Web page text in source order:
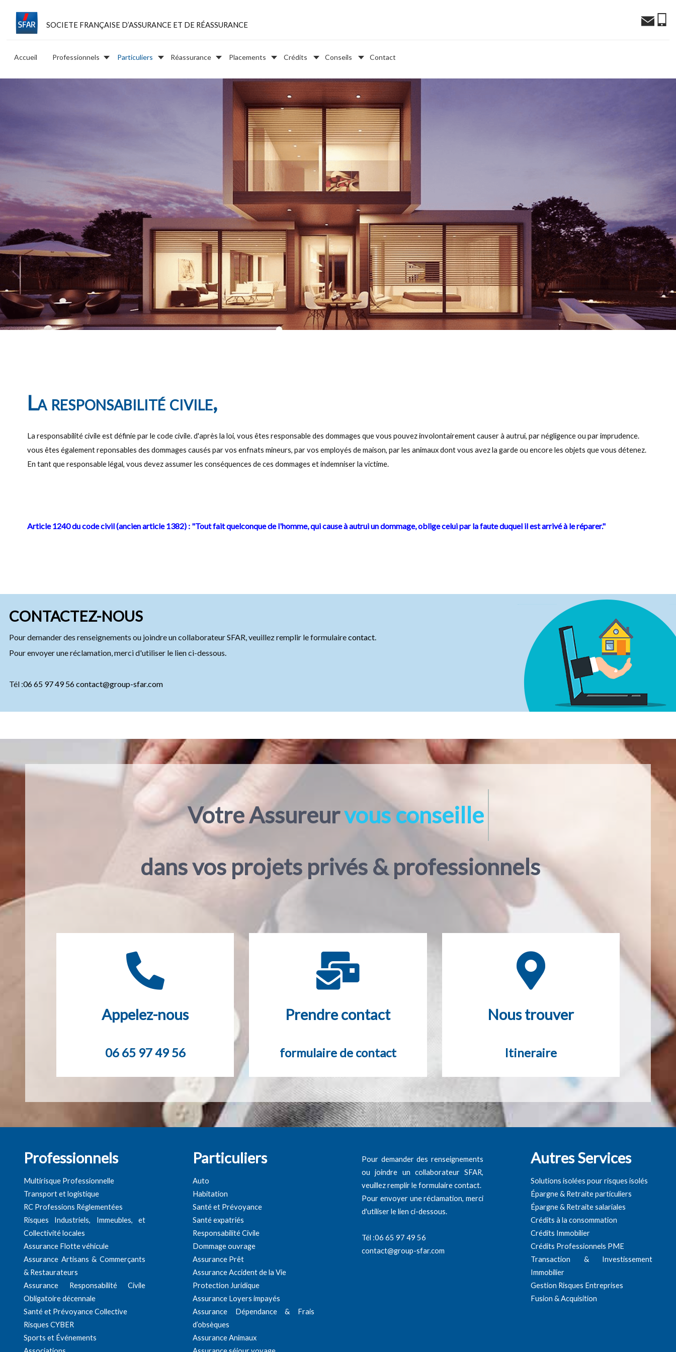
SOCIETE FRANÇAISE D’ASSURANCE ET DE RÉASSURANCE
Accueil Professionnels Particuliers Réassurance Placements Crédits Conseils Contact
La responsabilité civile,
La responsabilité civile est définie par le code civile. d'après la loi, vous êtes responsable des dommages que vous pouvez involontairement causer à autrui, par négligence ou par imprudence.
vous êtes également reponsables des dommages causés par vos enfnats mineurs, par vos employés de maison, par les animaux dont vous avez la garde ou encore les objets que vous détenez.
En tant que responsable légal, vous devez assumer les conséquences de ces dommages et indemniser la victime.
Article 1240 du code civil (ancien article 1382) : "Tout fait quelconque de l'homme, qui cause à autrui un dommage, oblige celui par la faute duquel il est arrivé à le réparer."
CONTACTEZ-NOUS
Pour demander des renseignements ou joindre un collaborateur SFAR, veuillez remplir le formulairecontact.
Pour envoyer une réclamation, merci d'utiliser le lien ci-dessous.
Tél :06 65 97 49 56contact@group-sfar.com
Votre Assureurvous conseille
dans vos projets privés & professionnels
Appelez-nous
06 65 97 49 56
Prendre contact
formulaire de contact
Nous trouver
Itineraire
Professionnels
Multirisque Professionnelle
Transport et logistique
RC Professions Réglementées
Risques Industriels, Immeubles, et
Collectivité locales
Assurance Flotte véhicule
Assurance Artisans & Commerçants
& Restaurateurs
Assurance Responsabilité Civile
Obligatoire décennale
Santé et Prévoyance Collective
Risques CYBER
Sports et Événements
Particuliers
Auto
Habitation
Santé et Prévoyance
Santé expatriés
Responsabilité Civile
Dommage ouvrage
Assurance Prêt
Assurance Accident de la Vie
Protection Juridique
Assurance Loyers impayés
Assurance Dépendance & Frais
d’obsèques
Assurance Animaux
Pour demander des renseignements
ou joindre un collaborateur SFAR,
veuillez remplir le formulaire contact.
Pour envoyer une réclamation, merci
d'utiliser le lien ci-dessous.
Tél :06 65 97 49 56
contact@group-sfar.com
Autres Services
Solutions isolées pour risques isolés
Épargne & Retraite particuliers
Épargne & Retraite salariales
Crédits à la consommation
Crédits Immobilier
Crédits Professionnels PME
Transaction & Investissement
Immobilier
Gestion Risques Entreprises
Fusion & Acquisition